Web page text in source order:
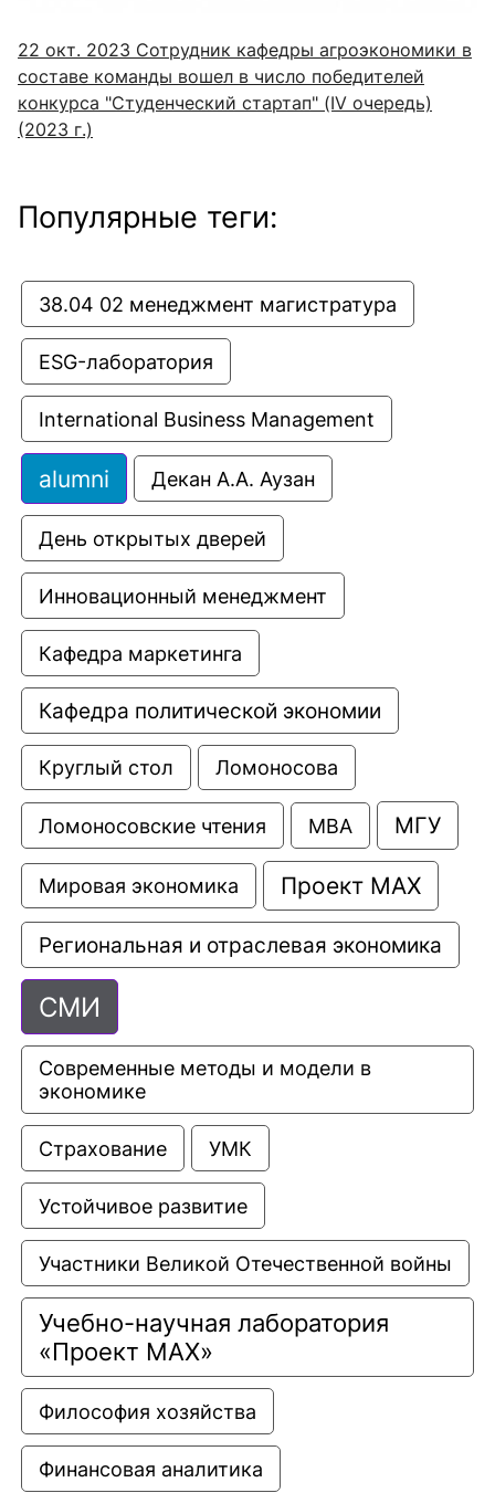
22 окт. 2023 Сотрудник кафедры агроэкономики в
составе команды вошел в число победителей
конкурса "Студенческий стартап" (IV очередь)
(2023 г.)
Популярные теги:
38.04 02 менеджмент магистратура
ESG-лаборатория
International Business Management
alumni Декан А.А. Аузан
День открытых дверей
Инновационный менеджмент
Кафедра маркетинга
Кафедра политической экономии
Круглый стол Ломоносова
Ломоносовские чтения МВА МГУ
Мировая экономика Проект МАХ
Региональная и отраслевая экономика
СМИ
Современные методы и модели в
экономике
Страхование УМК
Устойчивое развитие
Участники Великой Отечественной войны
Учебно-научная лаборатория
«Проект МАХ»
Философия хозяйства
Финансовая аналитика